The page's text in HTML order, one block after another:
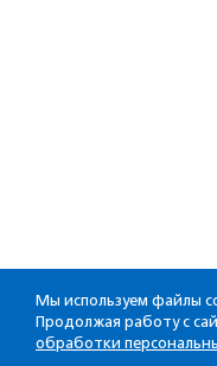
Мы используем файлы
Продолжая работу с
обработки